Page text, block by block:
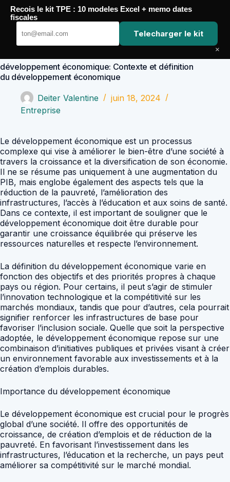
Passer
contenu
Comptabilité Job
développement économique: Contexte et définition
du développement économique
Deiter Valentine
juin 18, 2024
Entreprise
Le développement économique est un processus
complexe qui vise à améliorer le bien-être d’une société à
travers la croissance et la diversification de son économie.
Il ne se résume pas uniquement à une augmentation du
PIB, mais englobe également des aspects tels que la
réduction de la pauvreté, l’amélioration des
infrastructures, l’accès à l’éducation et aux soins de santé.
Dans ce contexte, il est important de souligner que le
développement économique doit être durable pour
garantir une croissance équilibrée qui préserve les
ressources naturelles et respecte l’environnement.
La définition du développement économique varie en
fonction des objectifs et des priorités propres à chaque
pays ou région. Pour certains, il peut s’agir de stimuler
l’innovation technologique et la compétitivité sur les
marchés mondiaux, tandis que pour d’autres, cela pourrait
signifier renforcer les infrastructures de base pour
favoriser l’inclusion sociale. Quelle que soit la perspective
adoptée, le développement économique repose sur une
combinaison d’initiatives publiques et privées visant à créer
un environnement favorable aux investissements et à la
création d’emplois durables.
Importance du développement économique
Le développement économique est crucial pour le progrès
global d’une société. Il offre des opportunités de
croissance, de création d’emplois et de réduction de la
pauvreté. En favorisant l’investissement dans les
infrastructures, l’éducation et la recherche, un pays peut
améliorer sa compétitivité sur le marché mondial.
Recois le kit TPE : 10 modeles Excel + memo dates
fiscales
Telecharger le kit
×